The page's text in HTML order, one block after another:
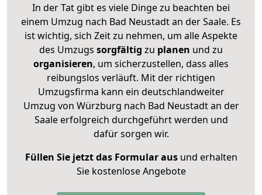
In der Tat gibt es viele Dinge zu beachten bei
einem Umzug nach Bad Neustadt an der Saale. Es
ist wichtig, sich Zeit zu nehmen, um alle Aspekte
des Umzugs sorgfältig zu planen und zu
organisieren, um sicherzustellen, dass alles
reibungslos verläuft. Mit der richtigen
Umzugsfirma kann ein deutschlandweiter
Umzug von Würzburg nach Bad Neustadt an der
Saale erfolgreich durchgeführt werden und
dafür sorgen wir.
Füllen Sie jetzt das Formular ausund erhalten
Sie kostenlose Angebote